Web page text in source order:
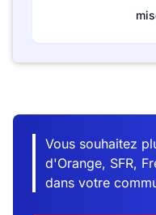
Vous souhaitez
d'Orange, SFR,
dans votre